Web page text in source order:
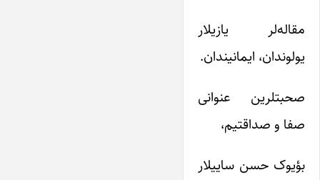
مقاله‌لر یازیلار
یولوندان، ایمانیندان.
صحبتلرین عنوانی
صفا و صداقتیم،
بؤیوک حسن ساییلار